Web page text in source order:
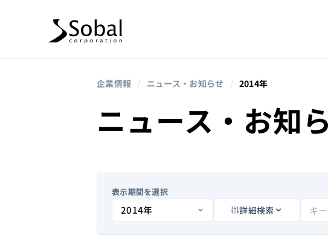
企業情報 / ニュース・お知らせ / 2014年
ニュース・お知
表示期間を選択
詳細検索